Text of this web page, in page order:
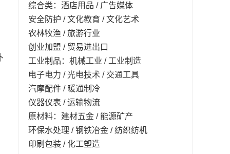
综合类：酒店用品 / 广告媒体
安全防护 / 文化教育 / 文化艺术
农林牧渔 / 旅游行业
创业加盟 / 贸易进出口
工业制品：机械工业 / 工业制造
电子电力 / 光电技术 / 交通工具
汽摩配件 / 暖通制冷
仪器仪表 / 运输物流
原材料：建材五金 / 能源矿产
环保水处理 / 钢铁冶金 / 纺织纺机
印刷包装 / 化工塑造